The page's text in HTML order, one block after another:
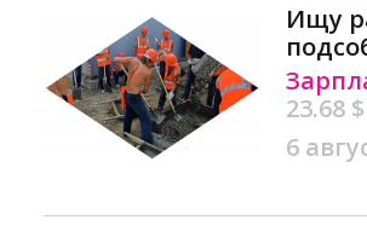
Ищу
23.68 $
6